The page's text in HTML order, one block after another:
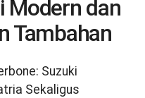
Modern dan
Tambahan
Suzuki
Sekaligus